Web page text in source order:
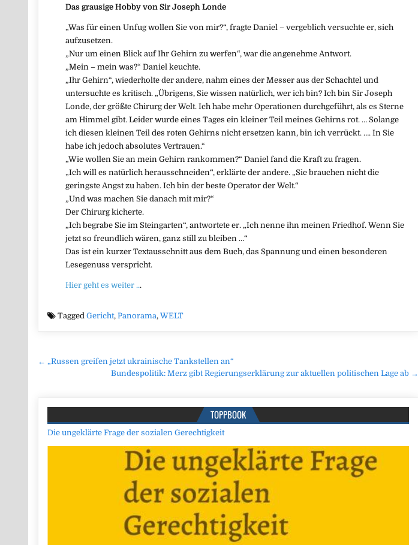
Das grausige Hobby von Sir Joseph Londe
„Was für einen Unfug wollen Sie von mir?“, fragte Daniel – vergeblich versuchte er, sich
aufzusetzen.
„Nur um einen Blick auf Ihr Gehirn zu werfen“, war die angenehme Antwort.
„Mein – mein was?“ Daniel keuchte.
„Ihr Gehirn“, wiederholte der andere, nahm eines der Messer aus der Schachtel und
untersuchte es kritisch. „Übrigens, Sie wissen natürlich, wer ich bin? Ich bin Sir Joseph
Londe, der größte Chirurg der Welt. Ich habe mehr Operationen durchgeführt, als es Sterne
am Himmel gibt. Leider wurde eines Tages ein kleiner Teil meines Gehirns rot. … Solange
ich diesen kleinen Teil des roten Gehirns nicht ersetzen kann, bin ich verrückt. …. In Sie
habe ich jedoch absolutes Vertrauen.“
„Wie wollen Sie an mein Gehirn rankommen?“ Daniel fand die Kraft zu fragen.
„Ich will es natürlich herausschneiden“, erklärte der andere. „Sie brauchen nicht die
geringste Angst zu haben. Ich bin der beste Operator der Welt.“
„Und was machen Sie danach mit mir?“
Der Chirurg kicherte.
„Ich begrabe Sie im Steingarten“, antwortete er. „Ich nenne ihn meinen Friedhof. Wenn Sie
jetzt so freundlich wären, ganz still zu bleiben …“
Das ist ein kurzer Textausschnitt aus dem Buch, das Spannung und einen besonderen
Lesegenuss verspricht.
Hier geht es weiter ...
TaggedGericht,Panorama,WELT
Beitragsnavigation
← „Russen greifen jetzt ukrainische Tankstellen an“
Bundespolitik: Merz gibt Regierungserklärung zur aktuellen politischen Lage ab →
TOPPBOOK
Die ungeklärte Frage der sozialen Gerechtigkeit